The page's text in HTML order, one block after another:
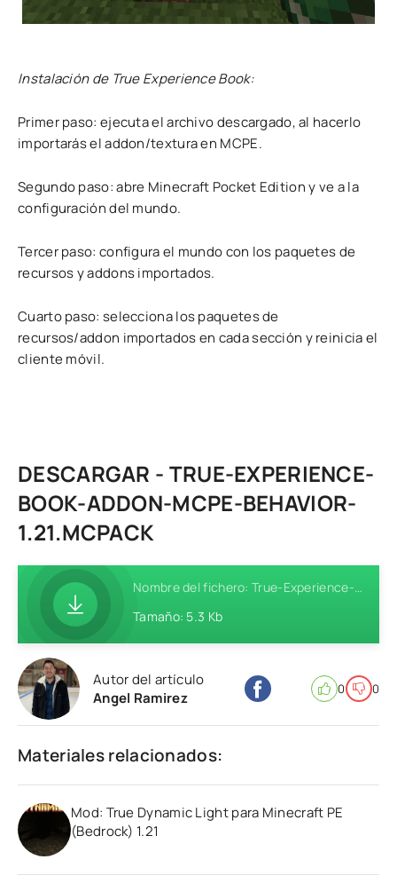
Instalación de True Experience Book:
Primer paso: ejecuta el archivo descargado, al hacerlo
importarás el addon/textura en MCPE.
Segundo paso: abre Minecraft Pocket Edition y ve a la
configuración del mundo.
Tercer paso: configura el mundo con los paquetes de
recursos y addons importados.
Cuarto paso: selecciona los paquetes de
recursos/addon importados en cada sección y reinicia el
cliente móvil.
DESCARGAR - TRUE-EXPERIENCE-
BOOK-ADDON-MCPE-BEHAVIOR-
1.21.MCPACK
Nombre del fichero: True-Experience-Book-Addon-MCPE-Behavior-1.21.mcpack
Tamaño: 5.3 Kb
Autor del artículo
Angel Ramirez
0 0
Materiales relacionados:
Mod: True Dynamic Light para Minecraft PE
(Bedrock) 1.21